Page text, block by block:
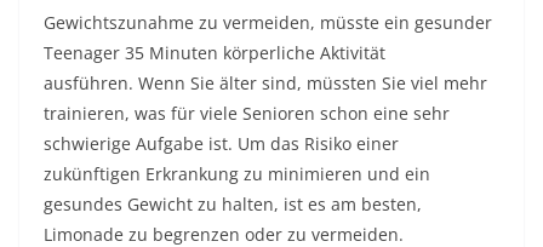
Gewichtszunahme zu vermeiden, müsste ein gesunder
Teenager 35 Minuten körperliche Aktivität
ausführen. Wenn Sie älter sind, müssten Sie viel mehr
trainieren, was für viele Senioren schon eine sehr
schwierige Aufgabe ist. Um das Risiko einer
zukünftigen Erkrankung zu minimieren und ein
gesundes Gewicht zu halten, ist es am besten,
Limonade zu begrenzen oder zu vermeiden.